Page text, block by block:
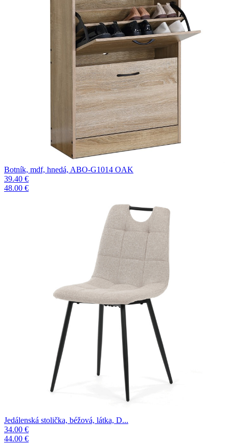
Botník, mdf, hnedá, ABO-G1014 OAK
39.40 €
48.00 €
Jedálenská stolička, béžová, látka, D...
34.00 €
44.00 €